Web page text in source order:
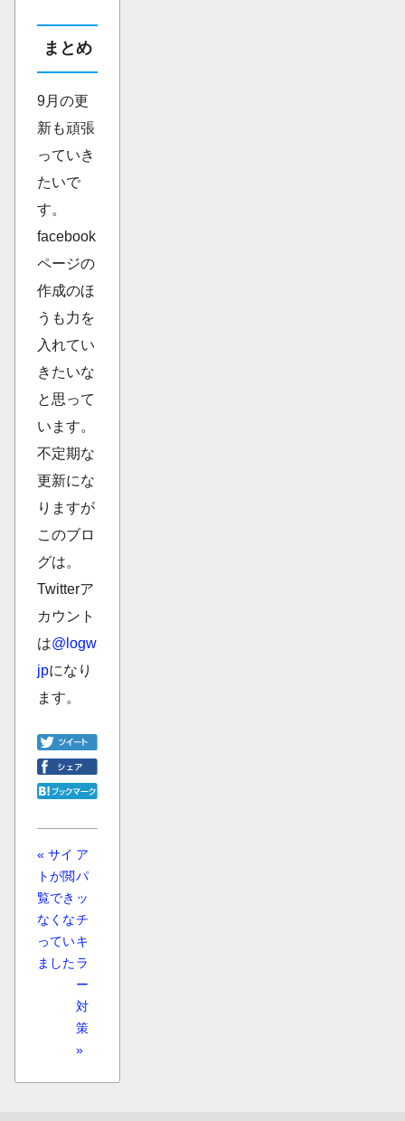
まとめ
9月の更
新も頑張
っていき
たいで
す。
facebook
ページの
作成のほ
うも力を
入れてい
きたいな
と思って
います。
不定期な
更新にな
りますが
このブロ
グは。
Twitterア
カウント
は@logw
jpになり
ます。
« サイ
トが閲
覧でき
なくな
ってい
ました
ア
パ
ッ
チ
キ
ラ
ー
対
策
»